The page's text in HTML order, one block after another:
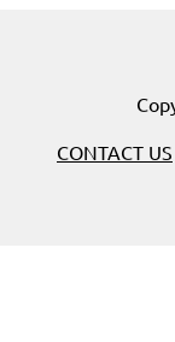
CONTACT US